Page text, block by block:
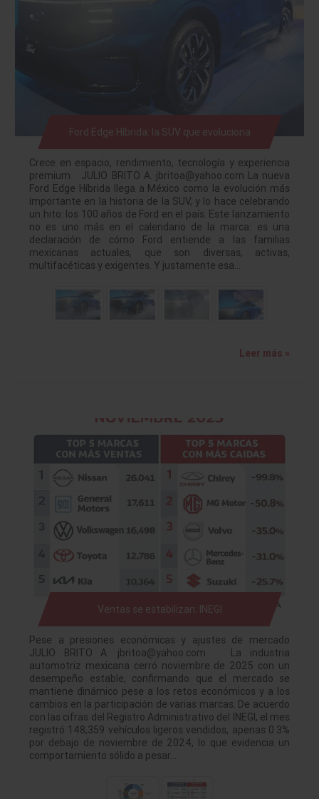
Ford Edge Híbrida: la SUV que evoluciona
Crece en espacio, rendimiento, tecnología y experiencia
premium JULIO BRITO A. jbritoa@yahoo.com La nueva
Ford Edge Híbrida llega a México como la evolución más
importante en la historia de la SUV, y lo hace celebrando
un hito: los 100 años de Ford en el país. Este lanzamiento
no es uno más en el calendario de la marca: es una
declaración de cómo Ford entiende a las familias
mexicanas actuales, que son diversas, activas,
multifacéticas y exigentes. Y justamente esa…
Leer más »
Ventas se estabilizan: INEGI
Pese a presiones económicas y ajustes de mercado
JULIO BRITO A. jbritoa@yahoo.com La industria
automotriz mexicana cerró noviembre de 2025 con un
desempeño estable, confirmando que el mercado se
mantiene dinámico pese a los retos económicos y a los
cambios en la participación de varias marcas. De acuerdo
con las cifras del Registro Administrativo del INEGI, el mes
registró 148,359 vehículos ligeros vendidos, apenas 0.3%
por debajo de noviembre de 2024, lo que evidencia un
comportamiento sólido a pesar…